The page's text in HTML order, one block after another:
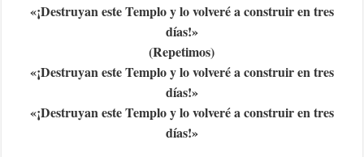
«¡Destruyan este Templo y lo volveré a construir en tres
días!»
(Repetimos)
«¡Destruyan este Templo y lo volveré a construir en tres
días!»
«¡Destruyan este Templo y lo volveré a construir en tres
días!»